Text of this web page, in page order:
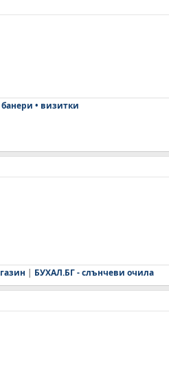
• визитки​
| БУХАЛ.БГ - слънчеви очила